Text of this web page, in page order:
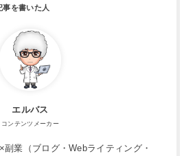
エルバス
コンテンツメーカー
業（ブログ・Webライティング・